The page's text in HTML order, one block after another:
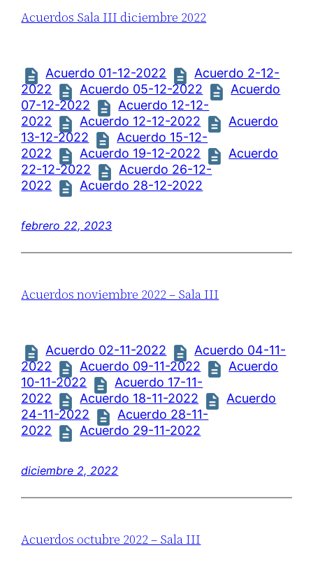
Acuerdos Sala III diciembre 2022
Acuerdo 01-12-2022
Acuerdo 2-12-
2022
Acuerdo 05-12-2022
Acuerdo
07-12-2022
Acuerdo 12-12-
2022
Acuerdo 12-12-2022
Acuerdo
13-12-2022
Acuerdo 15-12-
2022
Acuerdo 19-12-2022
Acuerdo
22-12-2022
Acuerdo 26-12-
2022
Acuerdo 28-12-2022
febrero 22, 2023
Acuerdos noviembre 2022 – Sala III
Acuerdo 02-11-2022
Acuerdo 04-11-
2022
Acuerdo 09-11-2022
Acuerdo
10-11-2022
Acuerdo 17-11-
2022
Acuerdo 18-11-2022
Acuerdo
24-11-2022
Acuerdo 28-11-
2022
Acuerdo 29-11-2022
diciembre 2, 2022
Acuerdos octubre 2022 – Sala III